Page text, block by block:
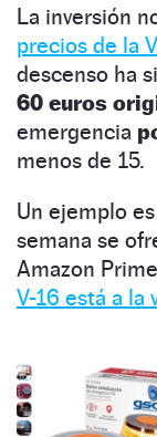
La inversión
precios de la
descenso ha
60 euros
emergencia
menos de 15.
Un ejemplo
semana se
Amazon
V-16 está a la